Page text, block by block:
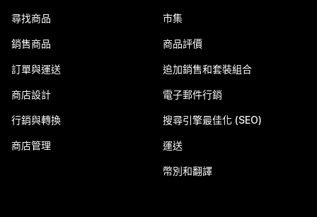
尋找商品
銷售商品
訂單與運送
商店設計
行銷與轉換
商店管理
市集
商品評價
追加銷售和套裝組合
電子郵件行銷
搜尋引擎最佳化 (SEO)
運送
幣別和翻譯